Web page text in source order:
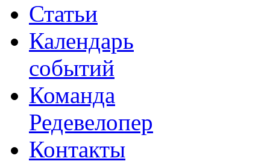
Статьи
Календарь
событий
Команда
Редевелопер
Контакты